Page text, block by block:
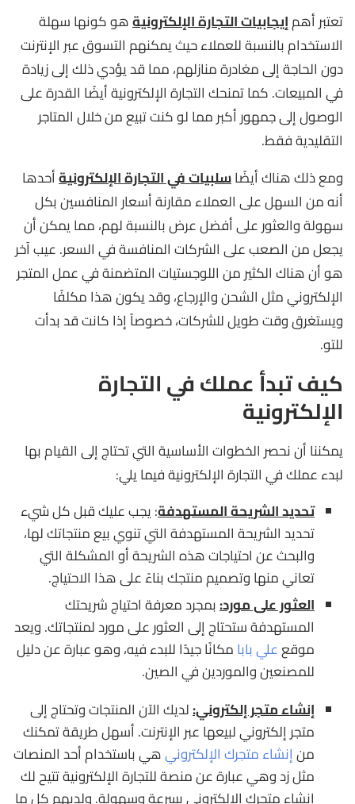
تعتبر أهمإيجابيات التجارة الإلكترونيةهو كونها سهلة
الاستخدام بالنسبة للعملاء حيث يمكنهم التسوق عبر الإنترنت
دون الحاجة إلى مغادرة منازلهم، مما قد يؤدي ذلك إلى زيادة
في المبيعات. كما تمنحك التجارة الإلكترونية أيضًا القدرة على
الوصول إلى جمهور أكبر مما لو كنت تبيع من خلال المتاجر
التقليدية فقط.
ومع ذلك هناك أيضًاسلبيات في التجارة الإلكترونيةأحدها
أنه من السهل على العملاء مقارنة أسعار المنافسين بكل
سهولة والعثور على أفضل عرض بالنسبة لهم، مما يمكن أن
يجعل من الصعب على الشركات المنافسة في السعر. عيب آخر
هو أن هناك الكثير من اللوجستيات المتضمنة في عمل المتجر
الإلكتروني مثل الشحن والإرجاع، وقد يكون هذا مكلفًا
ويستغرق وقت طويل للشركات، خصوصاً إذا كانت قد بدأت
للتو.
كيف تبدأ عملك في التجارة
الإلكترونية
يمكننا أن نحصر الخطوات الأساسية التي تحتاج إلى القيام بها
لبدء عملك في التجارة الإلكترونية فيما يلي:
تحديد الشريحة المستهدفة: يجب عليك قبل كل شيء
تحديد الشريحة المستهدفة التي تنوي بيع منتجاتك لها،
والبحث عن احتياجات هذه الشريحة أو المشكلة التي
تعاني منها وتصميم منتجك بناءً على هذا الاحتياج.
العثور على مورد:بمجرد معرفة احتياج شريحتك
المستهدفة ستحتاج إلى العثور على مورد لمنتجاتك. ويعد
موقععلي بابامكانًا جيدًا للبدء فيه، وهو عبارة عن دليل
للمصنعين والموردين في الصين.
إنشاء متجر إلكتروني:لديك الآن المنتجات وتحتاج إلى
متجر إلكتروني لبيعها عبر الإنترنت. أسهل طريقة تمكنك
منإنشاء متجرك الإلكترونيهي باستخدام أحد المنصات
مثل زد وهي عبارة عن منصة للتجارة الإلكترونية تتيح لك
إنشاء متجرك الإلكتروني بسرعة وسهولة. ولديهم كل ما